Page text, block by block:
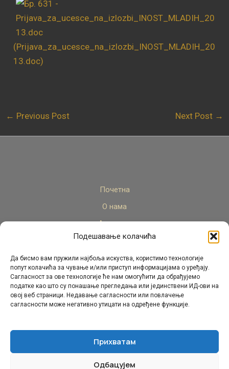
Подешавање колачића
Да бисмо вам пружили најбоља искуства, користимо технологије
попут колачића за чување и/или приступ информацијама о уређају.
Сагласност за ове технологије ће нам омогућити да обрађујемо
податке као што су понашање прегледања или јединствени ИД-ови на
овој веб страници. Недавање сагласности или повлачење
сагласности може негативно утицати на одређене функције.
Прихватам
Одбацујем
(Prijava_za_ucesce_na_izlozbi_INOST_MLADIH_20
13.doc)
← Previous Post Next Post →
Почетна
О нама
Актуелно
Стручни кадар
Пројекти
Архива
Контакт
© Републички педагошки завод Републике Српске.